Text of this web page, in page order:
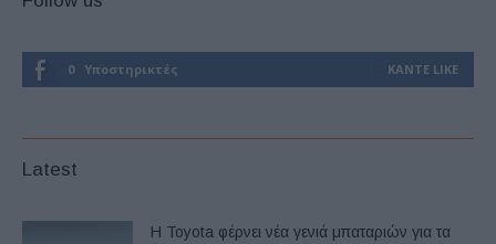
0 Υποστηρικτές ΚΆΝΤΕ LIKE
Latest
Η Toyota φέρνει νέα γενιά μπαταριών για τα